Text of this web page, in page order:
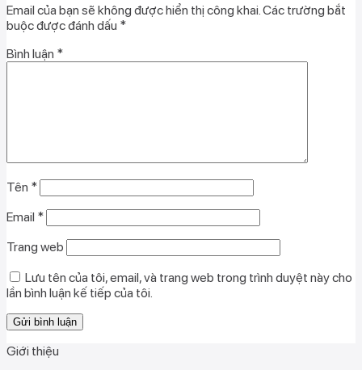
Email của bạn sẽ không được hiển thị công khai. Các trường bắt
buộc được đánh dấu *
Bình luận *
Tên *
Email *
Trang web
Lưu tên của tôi, email, và trang web trong trình duyệt này cho
lần bình luận kế tiếp của tôi.
Giới thiệu